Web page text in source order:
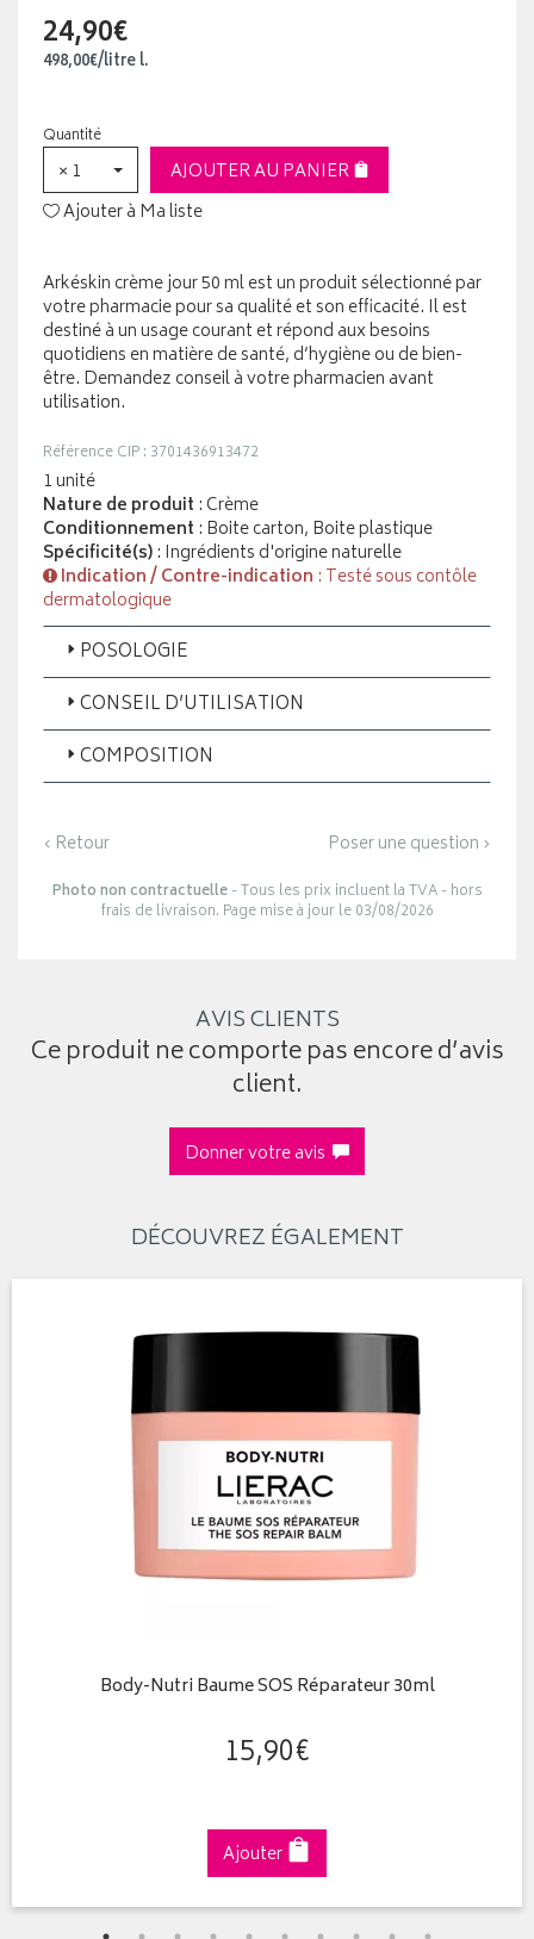
24,90€
498,00€/litrel.
Quantité
× 1
AJOUTER AU PANIER
Ajouter à Ma liste
Arkéskin crème jour 50 ml est un produit sélectionné par
votre pharmacie pour sa qualité et son efficacité. Il est
destiné à un usage courant et répond aux besoins
quotidiens en matière de santé, d’hygiène ou de bien-
être. Demandez conseil à votre pharmacien avant
utilisation.
Référence CIP : 3701436913472
1 unité
Nature de produit : Crème
Conditionnement : Boite carton, Boite plastique
Spécificité(s): Ingrédients d'origine naturelle
Indication / Contre-indication : Testé sous contôle
dermatologique
POSOLOGIE
CONSEIL D’UTILISATION
COMPOSITION
‹ Retour Poser une question ›
Photo non contractuelle- Tous les prix incluent la TVA - hors
frais de livraison. Page mise à jour le 03/08/2026
AVIS CLIENTS
Ce produit ne comporte pas encore d’avis
client.
Donner votre avis
DÉCOUVREZ ÉGALEMENT
Body-Nutri Baume SOS Réparateur 30ml
15,90€
Ajouter